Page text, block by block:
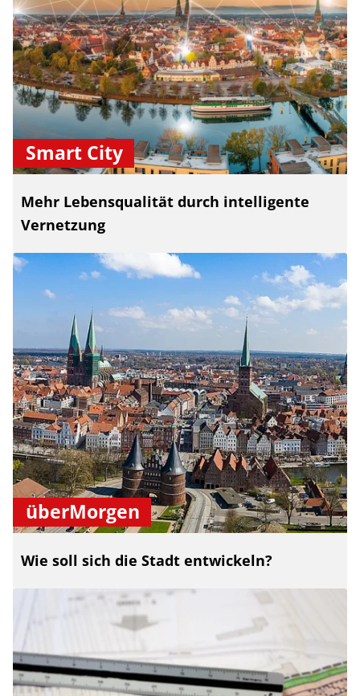
Smart City
Mehr Lebensqualität durch intelligente
Vernetzung
überMorgen
Wie soll sich die Stadt entwickeln?